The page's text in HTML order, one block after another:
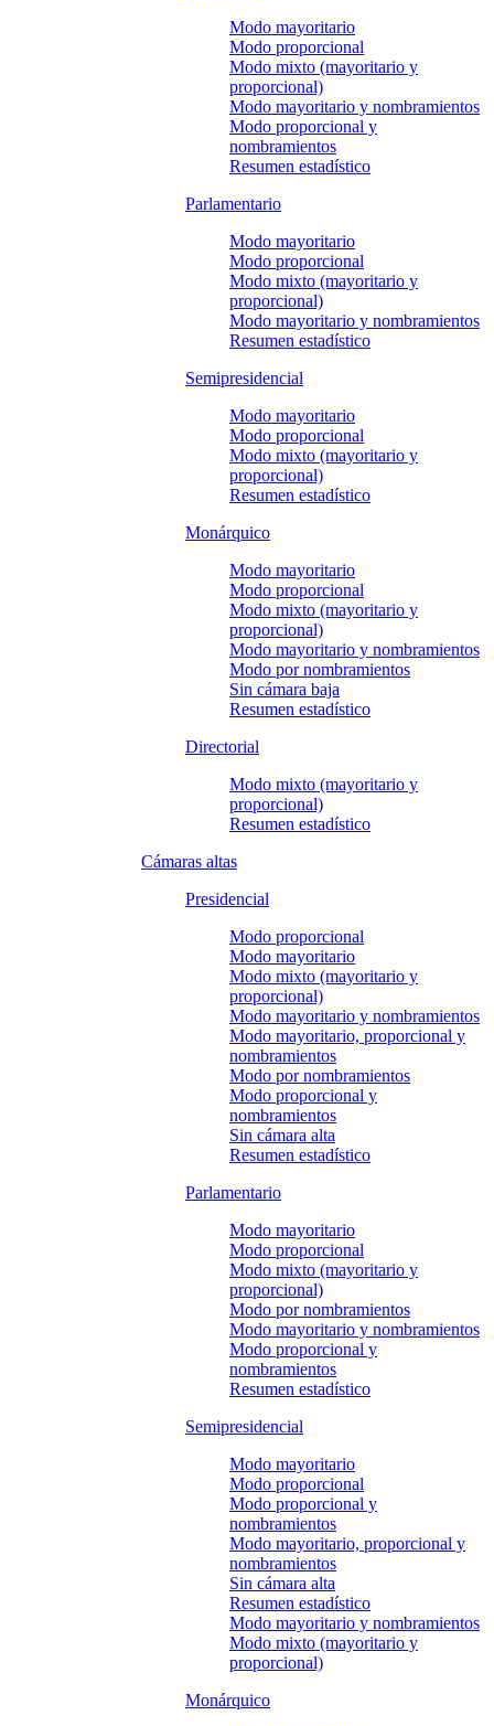
Modo mayoritario
Modo proporcional
Modo mixto (mayoritario y
proporcional)
Modo mayoritario y nombramientos
Modo proporcional y
nombramientos
Resumen estadístico
Parlamentario
Modo mayoritario
Modo proporcional
Modo mixto (mayoritario y
proporcional)
Modo mayoritario y nombramientos
Resumen estadístico
Semipresidencial
Modo mayoritario
Modo proporcional
Modo mixto (mayoritario y
proporcional)
Resumen estadístico
Monárquico
Modo mayoritario
Modo proporcional
Modo mixto (mayoritario y
proporcional)
Modo mayoritario y nombramientos
Modo por nombramientos
Sin cámara baja
Resumen estadístico
Directorial
Modo mixto (mayoritario y
proporcional)
Resumen estadístico
Cámaras altas
Presidencial
Modo proporcional
Modo mayoritario
Modo mixto (mayoritario y
proporcional)
Modo mayoritario y nombramientos
Modo mayoritario, proporcional y
nombramientos
Modo por nombramientos
Modo proporcional y
nombramientos
Sin cámara alta
Resumen estadístico
Parlamentario
Modo mayoritario
Modo proporcional
Modo mixto (mayoritario y
proporcional)
Modo por nombramientos
Modo mayoritario y nombramientos
Modo proporcional y
nombramientos
Resumen estadístico
Semipresidencial
Modo mayoritario
Modo proporcional
Modo proporcional y
nombramientos
Modo mayoritario, proporcional y
nombramientos
Sin cámara alta
Resumen estadístico
Modo mayoritario y nombramientos
Modo mixto (mayoritario y
proporcional)
Monárquico